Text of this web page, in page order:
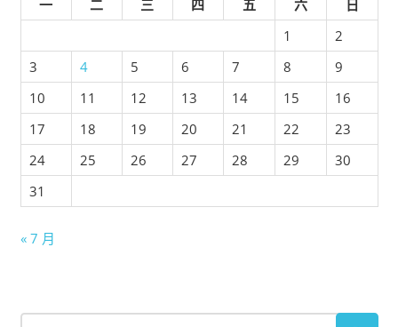
一 二 三 四 五 六
日
1
2
3
4 5 6 7 8
9
10
11 12 13 14 15
16
17
18 19 20 21 22
23
24
25 26 27 28 29
30
31
« 7 月